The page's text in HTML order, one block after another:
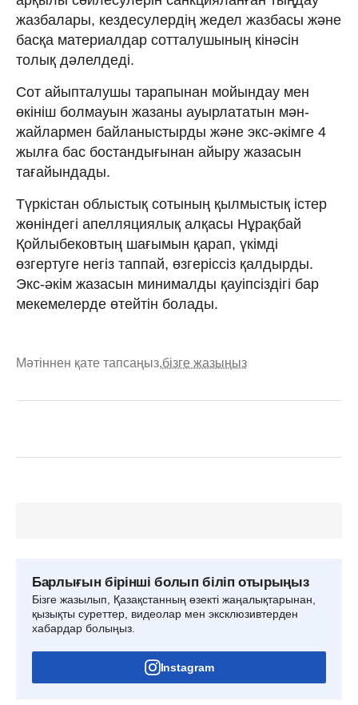
жазбалары, кездесулердің жедел жазбасы және
басқа материалдар сотталушының кінәсін
толық дәлелдеді.
Сот айыпталушы тарапынан мойындау мен
өкініш болмауын жазаны ауырлататын мән-
жайлармен байланыстырды және экс-әкімге 4
жылға бас бостандығынан айыру жазасын
тағайындады.
Түркістан облыстық сотының қылмыстық істер
жөніндегі апелляциялық алқасы Нұрақбай
Қойлыбековтың шағымын қарап, үкімді
өзгертуге негіз таппай, өзгеріссіз қалдырды.
Экс-әкім жазасын минималды қауіпсіздігі бар
мекемелерде өтейтін болады.
Мәтіннен қате тапсаңыз,бізге жазыңыз
Барлығын бірінші болып біліп отырыңыз
Бізге жазылып, Қазақстанның өзекті жаңалықтарынан,
қызықты суреттер, видеолар мен эксклюзивтерден
хабардар болыңыз.
Instagram